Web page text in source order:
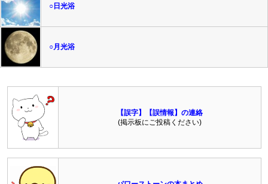
○日光浴
○月光浴
【誤字】【誤情報】の連絡
(掲示板にご投稿ください)